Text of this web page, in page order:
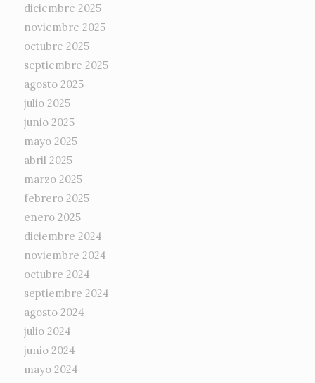
diciembre 2025
noviembre 2025
octubre 2025
septiembre 2025
agosto 2025
julio 2025
junio 2025
mayo 2025
abril 2025
marzo 2025
febrero 2025
enero 2025
diciembre 2024
noviembre 2024
octubre 2024
septiembre 2024
agosto 2024
julio 2024
junio 2024
mayo 2024